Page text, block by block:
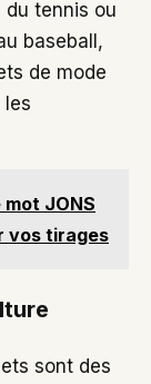
du tennis ou
baseball,
de mode
les
JONS
vos tirages
sont des